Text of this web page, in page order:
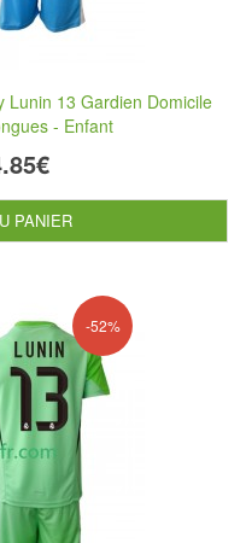
Lunin 13 Gardien Domicile
- Enfant
PANIER
-52%